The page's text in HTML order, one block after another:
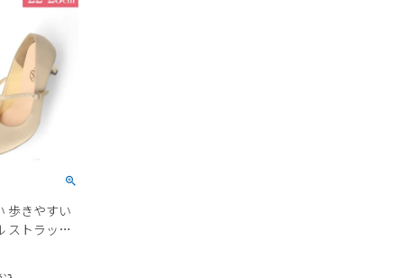
歩きやすい
ストラップ
ィース 日本
パーティ 美